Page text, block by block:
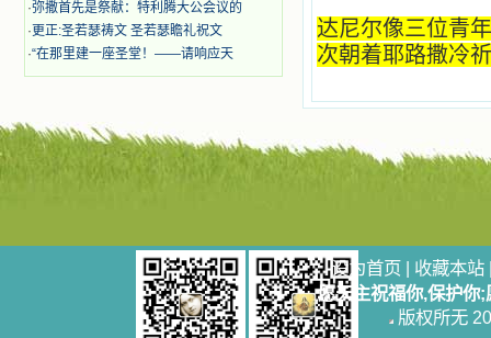
他们感到能为主受一点苦是多么喜乐
的事。他们受苦时仍在唱着感谢的
歌，因他们无法不称颂主，因主使他
有力的言行激励我向前。 我一面
读，一面想过着他们这样圣善的生
活，也立志不在这虚幻的尘世中寻求
听他们的教诲，伴随在他们的身边，
和他们一起赞颂吾主，想到那使我欣
喜欢乐的甜蜜的相会，这世界对于我
一点吸引力都没有了。 从这些书
籍里，我认识了许多爱主的人，他们
·弥撒首先是祭献：特利腾大公会议的
·更正:圣若瑟祷文 圣若瑟瞻礼祝文
·“在那里建一座圣堂！——请响应天
达尼尔像三位青
次朝着耶路撒冷
设为首页 | 收藏本站
愿天主祝福你,保护你
版权所无